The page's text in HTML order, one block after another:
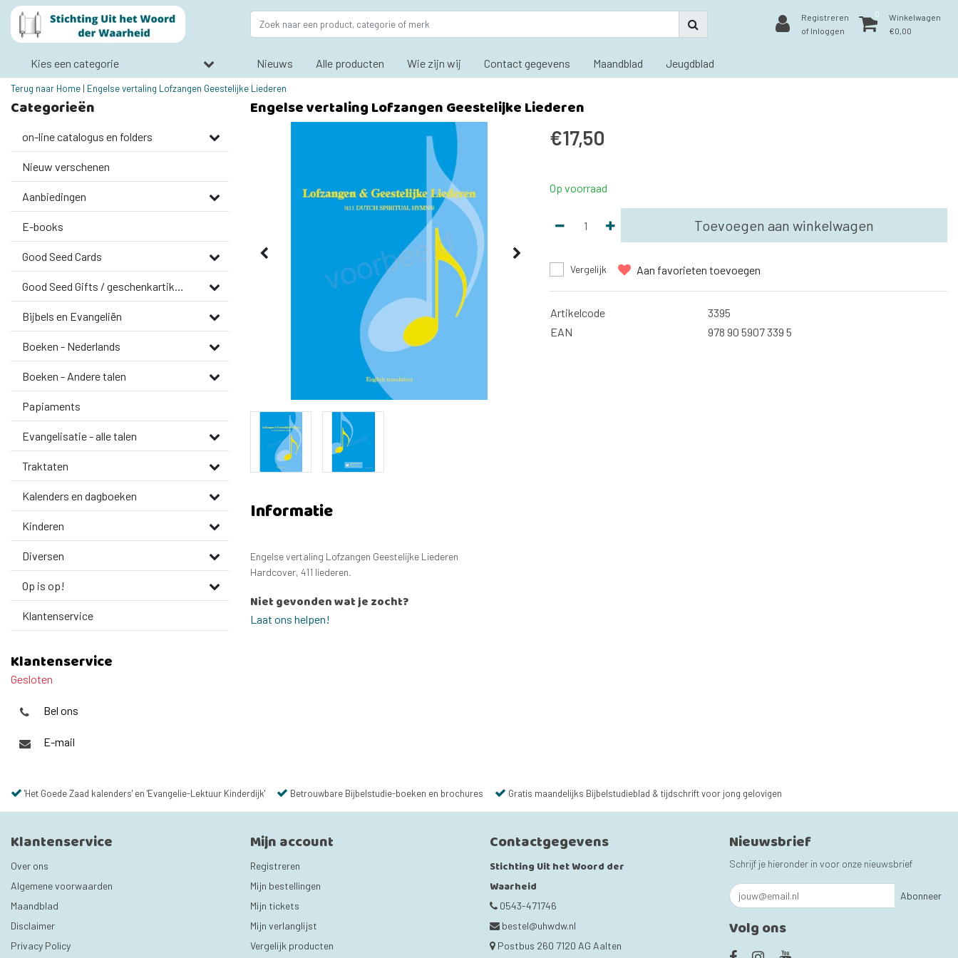
Registreren
of Inloggen
0
Winkelwagen
€0,00
Kies een categorie Nieuws Alle producten Wie zijn wij Contact gegevens Maandblad Jeugdblad
Terug naar Home | Engelse vertaling Lofzangen Geestelijke Liederen
Categorieën
on-line catalogus en folders
Nieuw verschenen
Aanbiedingen
E-books
Good Seed Cards
Good Seed Gifts / geschenkartikelen
Bijbels en Evangeliën
Boeken - Nederlands
Boeken - Andere talen
Papiaments
Evangelisatie - alle talen
Traktaten
Kalenders en dagboeken
Kinderen
Diversen
Op is op!
Klantenservice
Klantenservice
Gesloten
Bel ons
E-mail
Engelse vertaling Lofzangen Geestelijke Liederen
€17,50
Op voorraad
Toevoegen aan winkelwagen
Vergelijk Aan favorieten toevoegen
Artikelcode
3395
EAN
978 90 5907 339 5
Informatie
Engelse vertaling Lofzangen Geestelijke Liederen
Hardcover, 411 liederen.
Niet gevonden wat je zocht?
Laat ons helpen!
'Het Goede Zaad kalenders' en 'Evangelie-Lektuur Kinderdijk' Betrouwbare Bijbelstudie-boeken en brochures Gratis maandelijks Bijbelstudieblad & tijdschrift voor jong gelovigen
Klantenservice
Over ons
Algemene voorwaarden
Maandblad
Disclaimer
Privacy Policy
Mijn account
Registreren
Mijn bestellingen
Mijn tickets
Mijn verlanglijst
Vergelijk producten
Contactgegevens
Stichting Uit het Woord der
Waarheid
0543-471746
bestel@uhwdw.nl
Postbus 260 7120 AG Aalten
Nieuwsbrief
Schrijf je hieronder in voor onze nieuwsbrief
Abonneer
Volg ons